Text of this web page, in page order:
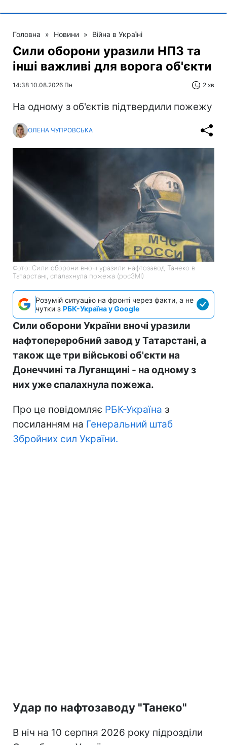
Головна » Новини » Війна в Україні
Сили оборони уразили НПЗ та
інші важливі для ворога об'єкти
14:38 10.08.2026 Пн 2 хв
На одному з об'єктів підтвердили пожежу
ОЛЕНА ЧУПРОВСЬКА
Фото: Сили оборони вночі уразили нафтозавод Танеко в
Татарстані, спалахнула пожежа (росЗМІ)
Розумій ситуацію на фронті через факти, а не
чутки з РБК-Україна у Google
Сили оборони України вночі уразили
нафтопереробний завод у Татарстані, а
також ще три військові об'єкти на
Донеччині та Луганщині - на одному з
них уже спалахнула пожежа.
Про це повідомляє РБК-Україна з
посиланням на Генеральний штаб
Збройних сил України.
Удар по нафтозаводу "Танеко"
В ніч на 10 серпня 2026 року підрозділи